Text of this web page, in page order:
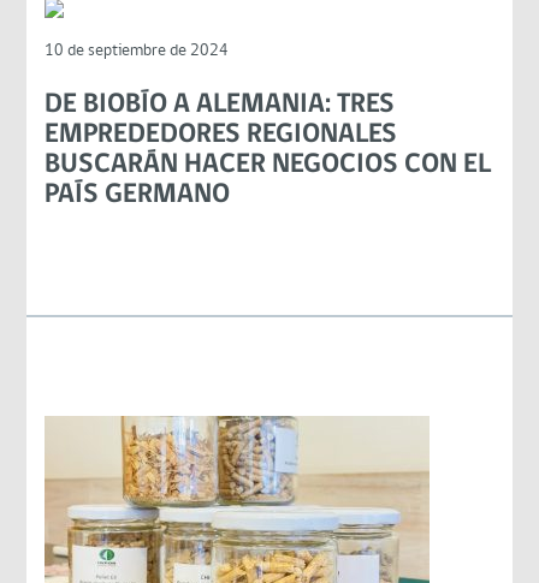
10 de septiembre de 2024
DE BIOBÍO A ALEMANIA: TRES
EMPREDEDORES REGIONALES
BUSCARÁN HACER NEGOCIOS CON EL
PAÍS GERMANO